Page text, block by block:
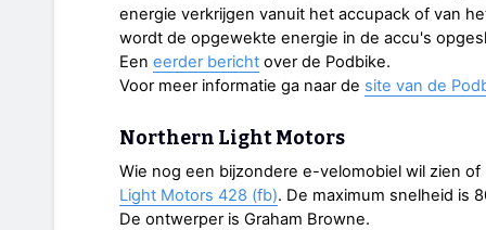
energie verkrijgen vanuit het accupack of van
wordt de opgewekte energie in de accu's
Een eerder bericht over de Podbike.
Voor meer informatie ga naar de site van de
Northern Light Motors
Wie nog een bijzondere e-velomobiel wil zien
Light Motors 428 (fb). De maximum snelheid is
De ontwerper is Graham Browne.